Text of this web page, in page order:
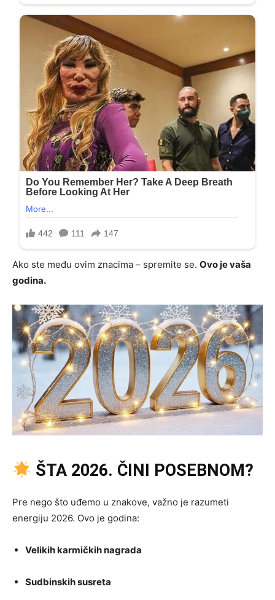
Ako ste među ovim znacima – spremite se. Ovo je vaša
godina.
ŠTA 2026. ČINI POSEBNOM?
Pre nego što uđemo u znakove, važno je razumeti
energiju 2026. Ovo je godina:
Velikih karmičkih nagrada
Sudbinskih susreta